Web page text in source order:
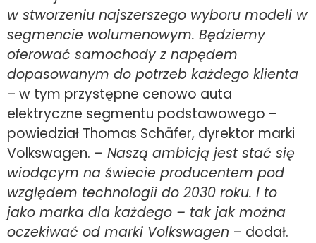
w stworzeniu najszerszego wyboru modeli w
segmencie wolumenowym. Będziemy
oferować samochody z napędem
dopasowanym do potrzeb każdego klienta
– w tym przystępne cenowo auta
elektryczne segmentu podstawowego –
powiedział Thomas Schäfer, dyrektor marki
Volkswagen. – Naszą ambicją jest stać się
wiodącym na świecie producentem pod
względem technologii do 2030 roku. I to
jako marka dla każdego – tak jak można
oczekiwać od marki Volkswagen – dodał.